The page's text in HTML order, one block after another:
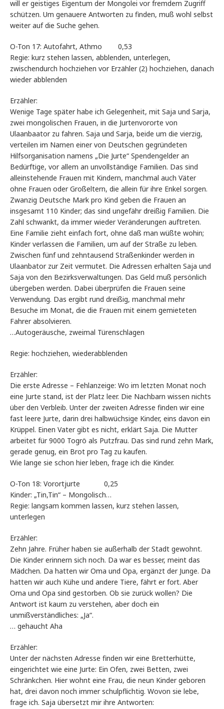
will er geistiges Eigentum der Mongolei vor fremdem Zugriff
schützen. Um genauere Antworten zu finden, muß wohl selbst
weiter auf die Suche gehen.
O-Ton 17: Autofahrt, Athmo 0,53
Regie: kurz stehen lassen, abblenden, unterlegen,
zwischendurch hochziehen vor Erzähler (2) hochziehen, danach
wieder abblenden
Erzähler:
Wenige Tage später habe ich Gelegenheit, mit Saja und Sarja,
zwei mongolischen Frauen, in die Jurtenvororte von
Ulaanbaator zu fahren. Saja und Sarja, beide um die vierzig,
verteilen im Namen einer von Deutschen gegründeten
Hilfsorganisation namens „Die Jurte“ Spendengelder an
Bedürftige, vor allem an unvollständige Familien. Das sind
alleinstehende Frauen mit Kindern, manchmal auch Väter
ohne Frauen oder Großeltern, die allein für ihre Enkel sorgen.
Zwanzig Deutsche Mark pro Kind geben die Frauen an
insgesamt 110 Kinder; das sind ungefähr dreißig Familien. Die
Zahl schwankt, da immer wieder Veränderungen auftreten.
Eine Familie zieht einfach fort, ohne daß man wüßte wohin;
Kinder verlassen die Familien, um auf der Straße zu leben.
Zwischen fünf und zehntausend Straßenkinder werden in
Ulaanbator zur Zeit vermutet. Die Adressen erhalten Saja und
Saja von den Bezirksverwaltungen. Das Geld muß persönlich
übergeben werden. Dabei überprüfen die Frauen seine
Verwendung. Das ergibt rund dreißig, manchmal mehr
Besuche im Monat, die die Frauen mit einem gemieteten
Fahrer absolvieren.
…Autogeräusche, zweimal Türenschlagen
Regie: hochziehen, wiederabblenden
Erzähler:
Die erste Adresse – Fehlanzeige: Wo im letzten Monat noch
eine Jurte stand, ist der Platz leer. Die Nachbarn wissen nichts
über den Verbleib. Unter der zweiten Adresse finden wir eine
fast leere Jurte, darin drei halbwüchsige Kinder, eins davon ein
Krüppel. Einen Vater gibt es nicht, erklärt Saja. Die Mutter
arbeitet für 9000 Togrö als Putzfrau. Das sind rund zehn Mark,
gerade genug, ein Brot pro Tag zu kaufen.
Wie lange sie schon hier leben, frage ich die Kinder.
O-Ton 18: Vorortjurte 0,25
Kinder: „Tin,Tin“ – Mongolisch…
Regie: langsam kommen lassen, kurz stehen lassen,
unterlegen
Erzähler:
Zehn Jahre. Früher haben sie außerhalb der Stadt gewohnt.
Die Kinder erinnern sich noch. Da war es besser, meint das
Mädchen. Da hatten wir Oma und Opa, ergänzt der Junge. Da
hatten wir auch Kühe und andere Tiere, fährt er fort. Aber
Oma und Opa sind gestorben. Ob sie zurück wollen? Die
Antwort ist kaum zu verstehen, aber doch ein
unmißverständliches: „Ja“.
… gehaucht Aha
Erzähler:
Unter der nächsten Adresse finden wir eine Bretterhütte,
eingerichtet wie eine Jurte: Ein Ofen, zwei Betten, zwei
Schränkchen. Hier wohnt eine Frau, die neun Kinder geboren
hat, drei davon noch immer schulpflichtig. Wovon sie lebe,
frage ich. Saja übersetzt mir ihre Antworten: